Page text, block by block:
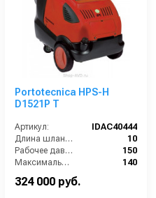
Portotecnica HPS-H
D1521P T
Артикул:
IDAC40444
Длина шланга ВД (м):
10
Рабочее давление (бар):
150
Максимальная температура воды (°C):
140
324 000 руб.